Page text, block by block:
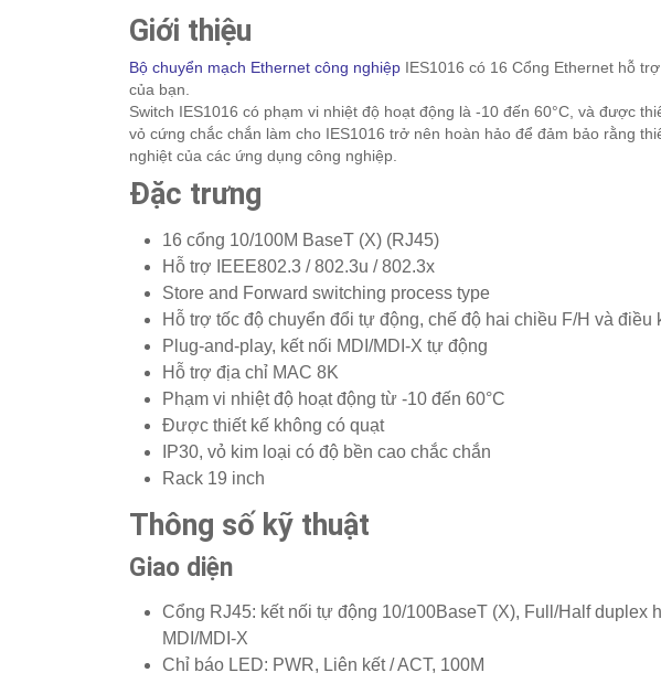
Giới thiệu
Bộ chuyển mạch Ethernet công nghiệp IES1016 có 16 Cổng Ethernet hỗ
của bạn.
Switch IES1016 có phạm vi nhiệt độ hoạt động là -10 đến 60°C, và được
vỏ cứng chắc chắn làm cho IES1016 trở nên hoàn hảo để đảm bảo rằng
nghiệt của các ứng dụng công nghiệp.
Đặc trưng
16 cổng 10/100M BaseT (X) (RJ45)
Hỗ trợ IEEE802.3 / 802.3u / 802.3x
Store and Forward switching process type
Hỗ trợ tốc độ chuyển đổi tự động, chế độ hai chiều F/H và
Plug-and-play, kết nối MDI/MDI-X tự động
Hỗ trợ địa chỉ MAC 8K
Phạm vi nhiệt độ hoạt động từ -10 đến 60°C
Được thiết kế không có quạt
IP30, vỏ kim loại có độ bền cao chắc chắn
Rack 19 inch
Thông số kỹ thuật
Giao diện
Cổng RJ45: kết nối tự động 10/100BaseT (X), Full/Half duplex
MDI/MDI-X
Chỉ báo LED: PWR, Liên kết / ACT, 100M